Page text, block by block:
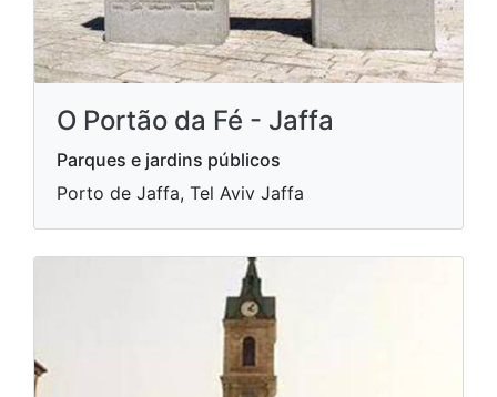
O Portão da Fé - Jaffa
Parques e jardins públicos
Porto de Jaffa, Tel Aviv Jaffa